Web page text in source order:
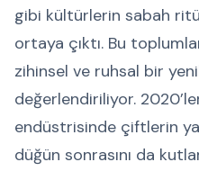
gibi kültürlerin sabah
ortaya çıktı. Bu
zihinsel ve ruhsal bir
değerlendiriliyor.
endüstrisinde çiftlerin
düğün sonrasını da